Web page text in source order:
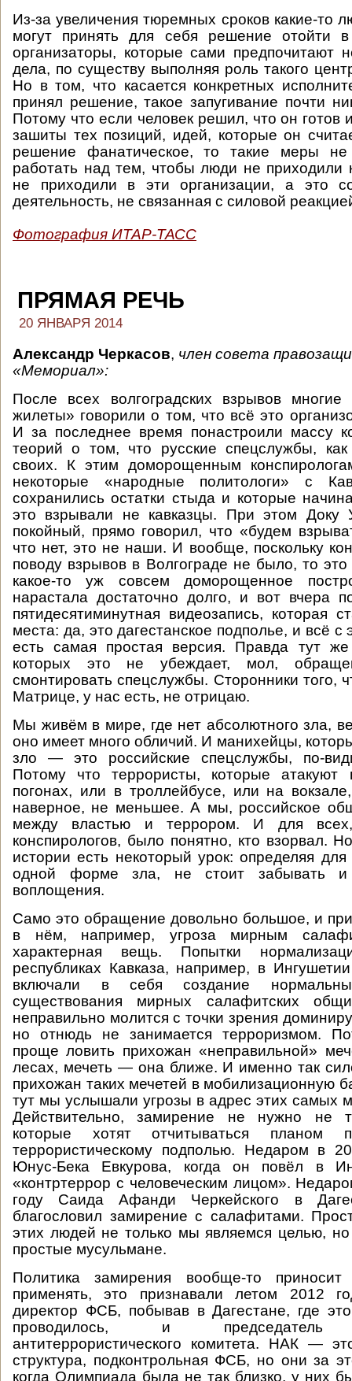
Из-за увеличения тюремных сроков какие-то
могут принять для себя решение отойти
организаторы, которые сами предпочитают
дела, по существу выполняя роль такого
Но в том, что касается конкретных
принял решение, такое запугивание почти
Потому что если человек решил, что он готов
зашиты тех позиций, идей, которые он
решение фанатическое, то такие меры
работать над тем, чтобы люди не приходили
не приходили в эти организации, а это
деятельность, не связанная с силовой
Фотография ИТАР-ТАСС
ПРЯМАЯ РЕЧЬ
20 ЯНВАРЯ 2014
Александр Черкасов, член совета
«Мемориал»:
После всех волгоградских взрывов
жилеты» говорили о том, что всё это
И за последнее время понастроили массу
теорий о том, что русские спецслужбы, как
своих. К этим доморощенным
некоторые «народные политологи» с
сохранились остатки стыда и которые
это взрывали не кавказцы. При этом Доку
покойный, прямо говорил, что «будем
что нет, это не наши. И вообще, поскольку
поводу взрывов в Волгограде не было, то это
какое-то уж совсем доморощенное
нарастала достаточно долго, и вот вчера
пятидесятиминутная видеозапись, которая
места: да, это дагестанское подполье, и всё с
есть самая простая версия. Правда тут же
которых это не убеждает, мол,
смонтировать спецслужбы. Сторонники того,
Матрице, у нас есть, не отрицаю.
Мы живём в мире, где нет абсолютного зла,
оно имеет много обличий. И манихейцы,
зло — это российские спецслужбы, по-
Потому что террористы, которые
погонах, или в троллейбусе, или на
наверное, не меньшее. А мы, российское
между властью и террором. И для
конспирологов, было понятно, кто взорвал.
истории есть некоторый урок: определяя
одной форме зла, не стоит забывать
воплощения.
Само это обращение довольно большое, и
в нём, например, угроза мирным
характерная вещь. Попытки
республиках Кавказа, например, в
включали в себя создание
существования мирных салафитских
неправильно молится с точки зрения
но отнюдь не занимается терроризмом.
проще ловить прихожан «неправильной»
лесах, мечеть — она ближе. И именно так
прихожан таких мечетей в мобилизационную
тут мы услышали угрозы в адрес этих самых
Действительно, замирение не нужно не
которые хотят отчитываться
террористическому подполью. Недаром в
Юнус-Бека Евкурова, когда он повёл в
«контртеррор с человеческим лицом».
году Саида Афанди Черкейского в
благословил замирение с салафитами.
этих людей не только мы являемся целью,
простые мусульмане.
Политика замирения вообще-то
применять, это признавали летом 2012
директор ФСБ, побывав в Дагестане, где
проводилось, и председатель
антитеррористического комитета. НАК —
структура, подконтрольная ФСБ, но они за
когда Олимпиада была не так близко, у них